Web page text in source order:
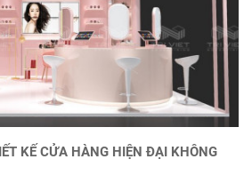
KẾ CỬA HÀNG HIỆN ĐẠI KHÔNG